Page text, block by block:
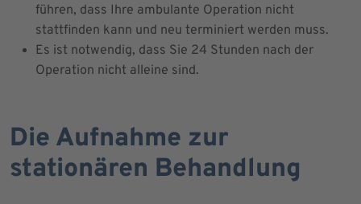
führen, dass Ihre ambulante Operation nicht
stattfinden kann und neu terminiert werden muss.
Es ist notwendig, dass Sie 24 Stunden nach der
Operation nicht alleine sind.
Die Aufnahme zur
stationären Behandlung